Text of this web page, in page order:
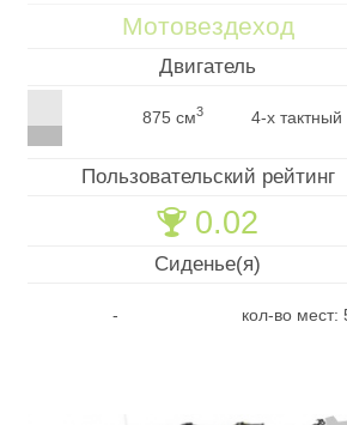
Мотовездеход
Двигатель
875 см3 4-х тактный
Пользовательский рейтинг
🏆 0.02
Сиденье(я)
- кол-во мест: